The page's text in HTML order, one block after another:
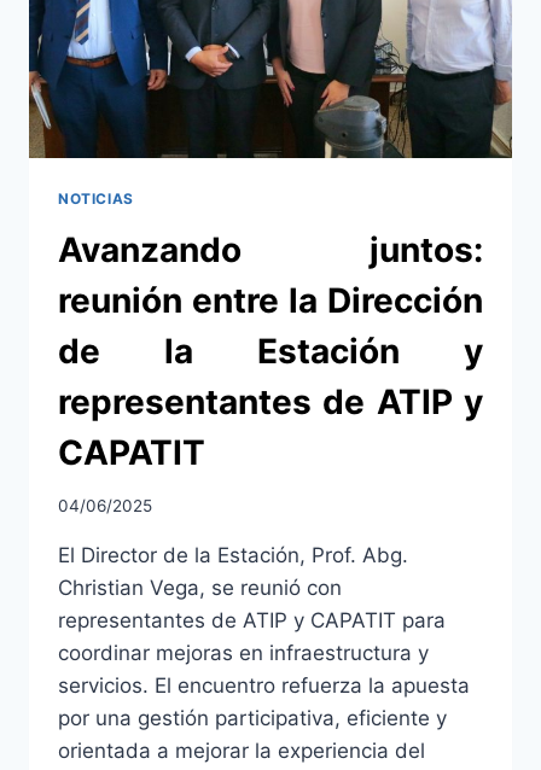
NOTICIAS
Avanzando juntos:
reunión entre la Dirección
de la Estación y
representantes de ATIP y
CAPATIT
04/06/2025
El Director de la Estación, Prof. Abg.
Christian Vega, se reunió con
representantes de ATIP y CAPATIT para
coordinar mejoras en infraestructura y
servicios. El encuentro refuerza la apuesta
por una gestión participativa, eficiente y
orientada a mejorar la experiencia del